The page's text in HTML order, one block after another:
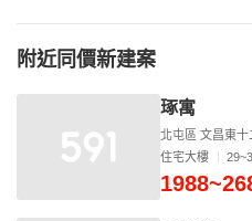
附近同價新建案
琢寓
北屯區 文昌東
住宅大樓